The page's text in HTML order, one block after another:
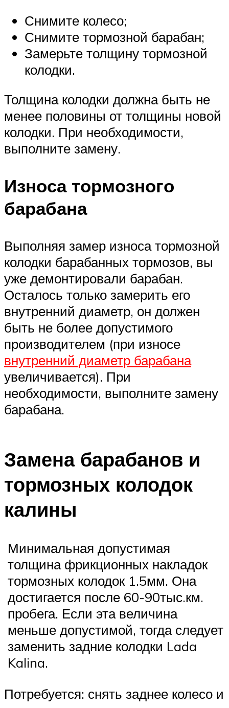
Снимите колесо;
Снимите тормозной барабан;
Замерьте толщину тормозной
колодки.
Толщина колодки должна быть не
менее половины от толщины новой
колодки. При необходимости,
выполните замену.
Износа тормозного
барабана
Выполняя замер износа тормозной
колодки барабанных тормозов, вы
уже демонтировали барабан.
Осталось только замерить его
внутренний диаметр, он должен
быть не более допустимого
производителем (при износе
внутренний диаметр барабана
увеличивается). При
необходимости, выполните замену
барабана.
Замена барабанов и
тормозных колодок
калины
Минимальная допустимая
толщина фрикционных накладок
тормозных колодок 1.5мм. Она
достигается после 60-90тыс.км.
пробега. Если эта величина
меньше допустимой, тогда следует
заменить задние колодки Lada
Kalina.
Потребуется: снять заднее колесо и